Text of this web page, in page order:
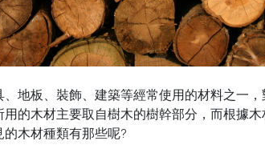
地板、裝飾、建築等經常使用的材料之一
的木材主要取自樹木的樹幹部分，而根據
木材種類有那些呢?